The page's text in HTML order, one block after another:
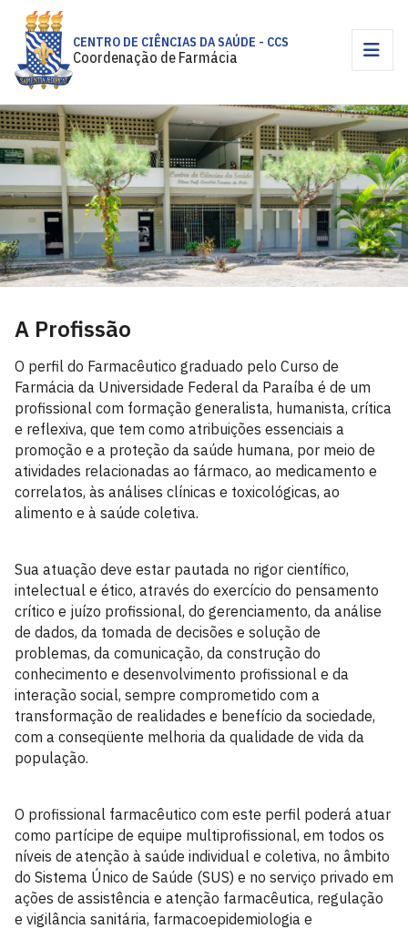
CENTRO DE CIÊNCIAS DA SAÚDE - CCS
Coordenação de Farmácia
A Profissão
O perfil do Farmacêutico graduado pelo Curso de
Farmácia da Universidade Federal da Paraíba é de um
profissional com formação generalista, humanista, crítica
e reflexiva, que tem como atribuições essenciais a
promoção e a proteção da saúde humana, por meio de
atividades relacionadas ao fármaco, ao medicamento e
correlatos, às análises clínicas e toxicológicas, ao
alimento e à saúde coletiva.
Sua atuação deve estar pautada no rigor científico,
intelectual e ético, através do exercício do pensamento
crítico e juízo profissional, do gerenciamento, da análise
de dados, da tomada de decisões e solução de
problemas, da comunicação, da construção do
conhecimento e desenvolvimento profissional e da
interação social, sempre comprometido com a
transformação de realidades e benefício da sociedade,
com a conseqüente melhoria da qualidade de vida da
população.
O profissional farmacêutico com este perfil poderá atuar
como partícipe de equipe multiprofissional, em todos os
níveis de atenção à saúde individual e coletiva, no âmbito
do Sistema Único de Saúde (SUS) e no serviço privado em
ações de assistência e atenção farmacêutica, regulação
e vigilância sanitária, farmacoepidemiologia e